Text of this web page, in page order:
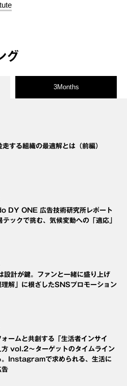
グ
3Months
する組織の最適解とは（前編）
DY ONE 広告技術研究所レポート
ックで挑む、気候変動への「適応」
設計が鍵。ファンと一緒に盛り上げ
理解」に根ざしたSNSプロモーション
ームと共創する「生活者インサイ
方 vol.2～ターゲットのタイムライン
。Instagramで求められる、生活に
告